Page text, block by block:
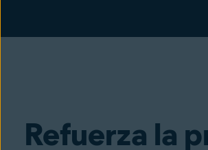
Refuerza la